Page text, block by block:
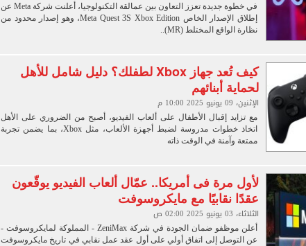
في خطوة جديدة تعزز التعاون بين عمالقة التكنولوجيا، أعلنت شركة Meta عن
إطلاق الإصدار الخاص Meta Quest 3S Xbox Edition، وهو إصدار محدود من
نظارة الواقع المختلط (MR)..
كيف تُعد جهاز Xbox لطفلك؟ دليل شامل للأهل
لحماية أبنائهم
الإثنين، 09 يونيو 2025 10:00 م
مع تزايد إقبال الأطفال على ألعاب الفيديو، أصبح من الضروري على الأهل
اتخاذ خطوات مدروسة لضبط أجهزة الألعاب، مثل Xbox، بما يضمن تجربة
ممتعة وآمنة في الوقت ذاته
لأول مرة فى أمريكا.. عمّال ألعاب الفيديو يوقّعون
عقدًا نقابيًا مع مايكروسوفت
الثلاثاء، 03 يونيو 2025 02:00 ص
أعلن موظفو ضمان الجودة في شركة ZeniMax - المملوكة لمايكروسوفت -
عن التوصل إلى اتفاق أولي على أول عقد عمل نقابي في تاريخ مايكروسوفت